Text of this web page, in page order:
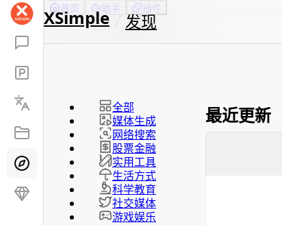
XSimple 发现
首页 助手 插件
全部
媒体生成
网络搜索
股票金融
实用工具
生活方式
科学教育
社交媒体
游戏娱乐
最近更新